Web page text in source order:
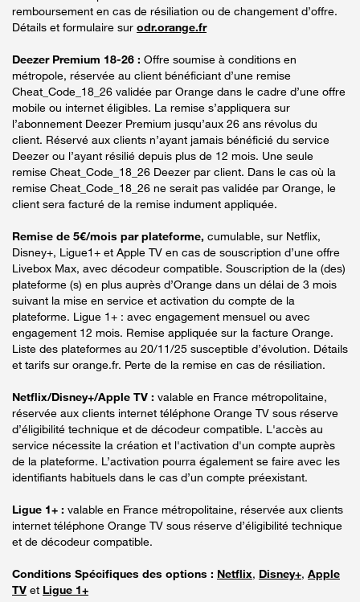
remboursement en cas de résiliation ou de changement d’offre.
Détails et formulaire sur odr.orange.fr
Deezer Premium 18-26 : Offre soumise à conditions en
métropole, réservée au client bénéficiant d’une remise
Cheat_Code_18_26 validée par Orange dans le cadre d’une offre
mobile ou internet éligibles. La remise s’appliquera sur
l’abonnement Deezer Premium jusqu’aux 26 ans révolus du
client. Réservé aux clients n’ayant jamais bénéficié du service
Deezer ou l’ayant résilié depuis plus de 12 mois. Une seule
remise Cheat_Code_18_26 Deezer par client. Dans le cas où la
remise Cheat_Code_18_26 ne serait pas validée par Orange, le
client sera facturé de la remise indument appliquée.
Remise de 5€/mois par plateforme, cumulable, sur Netflix,
Disney+, Ligue1+ et Apple TV en cas de souscription d’une offre
Livebox Max, avec décodeur compatible. Souscription de la (des)
plateforme (s) en plus auprès d’Orange dans un délai de 3 mois
suivant la mise en service et activation du compte de la
plateforme. Ligue 1+ : avec engagement mensuel ou avec
engagement 12 mois. Remise appliquée sur la facture Orange.
Liste des plateformes au 20/11/25 susceptible d’évolution. Détails
et tarifs sur orange.fr. Perte de la remise en cas de résiliation.
Netflix/Disney+/Apple TV : valable en France métropolitaine,
réservée aux clients internet téléphone Orange TV sous réserve
d’éligibilité technique et de décodeur compatible. L'accès au
service nécessite la création et l'activation d'un compte auprès
de la plateforme. L’activation pourra également se faire avec les
identifiants habituels dans le cas d’un compte préexistant.
Ligue 1+ : valable en France métropolitaine, réservée aux clients
internet téléphone Orange TV sous réserve d’éligibilité technique
et de décodeur compatible.
Conditions Spécifiques des options : Netflix, Disney+, Apple
TV et Ligue 1+